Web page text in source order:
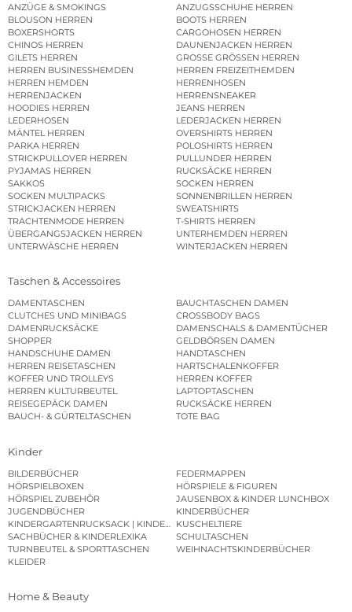
ANZÜGE & SMOKINGS
ANZUGSSCHUHE HERREN
BLOUSON HERREN
BOOTS HERREN
BOXERSHORTS
CARGOHOSEN HERREN
CHINOS HERREN
DAUNENJACKEN HERREN
GILETS HERREN
GROSSE GRÖSSEN HERREN
HERREN BUSINESSHEMDEN
HERREN FREIZEITHEMDEN
HERREN HEMDEN
HERRENHOSEN
HERRENJACKEN
HERRENSNEAKER
HOODIES HERREN
JEANS HERREN
LEDERHOSEN
LEDERJACKEN HERREN
MÄNTEL HERREN
OVERSHIRTS HERREN
PARKA HERREN
POLOSHIRTS HERREN
STRICKPULLOVER HERREN
PULLUNDER HERREN
PYJAMAS HERREN
RUCKSÄCKE HERREN
SAKKOS
SOCKEN HERREN
SOCKEN MULTIPACKS
SONNENBRILLEN HERREN
STRICKJACKEN HERREN
SWEATSHIRTS
TRACHTENMODE HERREN
T-SHIRTS HERREN
ÜBERGANGSJACKEN HERREN
UNTERHEMDEN HERREN
UNTERWÄSCHE HERREN
WINTERJACKEN HERREN
Taschen & Accessoires
DAMENTASCHEN
BAUCHTASCHEN DAMEN
CLUTCHES UND MINIBAGS
CROSSBODY BAGS
DAMENRUCKSÄCKE
DAMENSCHALS & DAMENTÜCHER
SHOPPER
GELDBÖRSEN DAMEN
HANDSCHUHE DAMEN
HANDTASCHEN
HERREN REISETASCHEN
HARTSCHALENKOFFER
KOFFER UND TROLLEYS
HERREN KOFFER
HERREN KULTURBEUTEL
LAPTOPTASCHEN
REISEGEPÄCK DAMEN
RUCKSÄCKE HERREN
BAUCH- & GÜRTELTASCHEN
TOTE BAG
Kinder
BILDERBÜCHER
FEDERMAPPEN
HÖRSPIELBOXEN
HÖRSPIELE & FIGUREN
HÖRSPIEL ZUBEHÖR
JAUSENBOX & KINDER LUNCHBOX
JUGENDBÜCHER
KINDERBÜCHER
KINDERGARTENRUCKSACK | KINDERGARTENBEUTEL
KUSCHELTIERE
SACHBÜCHER & KINDERLEXIKA
SCHULTASCHEN
TURNBEUTEL & SPORTTASCHEN
WEIHNACHTSKINDERBÜCHER
KLEIDER
Home & Beauty